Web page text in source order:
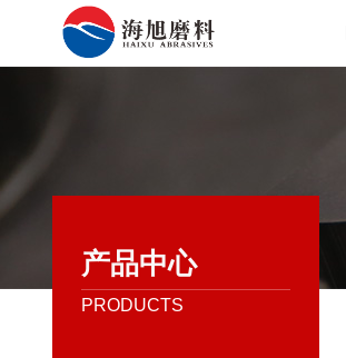
产品中心
PRODUCTS